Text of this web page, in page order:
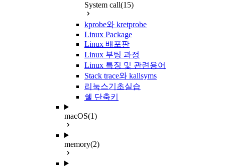
System call(15)
kprobe와 kretprobe
Linux Package
Linux 배포판
Linux 부팅 과정
Linux 특징 및 관련용어
Stack trace와 kallsyms
리눅스기초실습
쉘 단축키
macOS(1)
memory(2)